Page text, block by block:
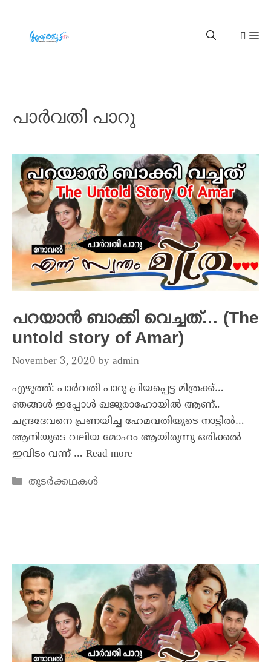
പാർവതി പാറു
പറയാൻ ബാക്കി വെച്ചത്… (The
untold story of Amar)
November 3, 2020 by admin
എഴുത്ത്: പാർവതി പാറു പ്രിയപ്പെട്ട മിത്രക്ക്…
ഞങ്ങൾ ഇപ്പോൾ ഖജുരാഹോയിൽ ആണ്..
ചന്ദ്രദേവനെ പ്രണയിച്ച ഹേമവതിയുടെ നാട്ടിൽ…
ആനിയുടെ വലിയ മോഹം ആയിരുന്നു ഒരിക്കൽ
ഇവിടം വന്ന് … Read more
തുടർക്കഥകൾ